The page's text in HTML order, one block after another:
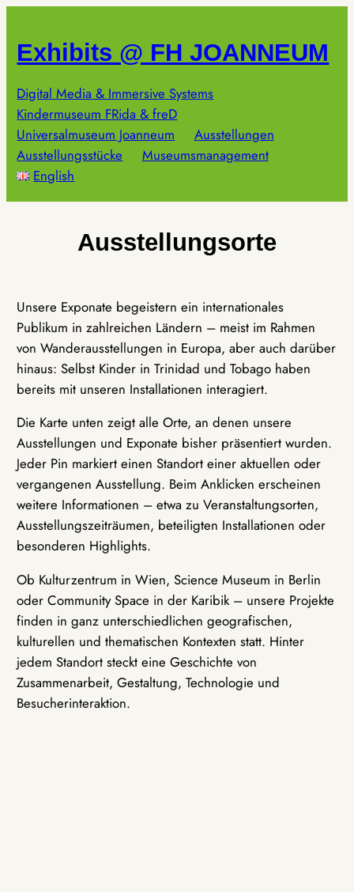
springen
Exhibits @ FH JOANNEUM
Digital Media & Immersive Systems
Kindermuseum FRida & freD
Universalmuseum Joanneum
Ausstellungen
Ausstellungsstücke
Museumsmanagement
English
Ausstellungsorte
Unsere Exponate begeistern ein internationales
Publikum in zahlreichen Ländern – meist im Rahmen
von Wanderausstellungen in Europa, aber auch darüber
hinaus: Selbst Kinder in Trinidad und Tobago haben
bereits mit unseren Installationen interagiert.
Die Karte unten zeigt alle Orte, an denen unsere
Ausstellungen und Exponate bisher präsentiert wurden.
Jeder Pin markiert einen Standort einer aktuellen oder
vergangenen Ausstellung. Beim Anklicken erscheinen
weitere Informationen – etwa zu Veranstaltungsorten,
Ausstellungszeiträumen, beteiligten Installationen oder
besonderen Highlights.
Ob Kulturzentrum in Wien, Science Museum in Berlin
oder Community Space in der Karibik – unsere Projekte
finden in ganz unterschiedlichen geografischen,
kulturellen und thematischen Kontexten statt. Hinter
jedem Standort steckt eine Geschichte von
Zusammenarbeit, Gestaltung, Technologie und
Besucherinteraktion.